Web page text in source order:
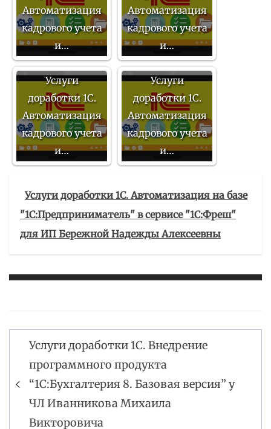
Автоматизация
кадрового учета
и…
Автоматизация
кадрового учета
и…
Услуги
доработки 1С.
Автоматизация
кадрового учета
и…
Услуги
доработки 1С.
Автоматизация
кадрового учета
и…
Услуги доработки 1С. Автоматизация на базе
"1С:Предприниматель" в сервисе "1С:Фреш"
для ИП Бережной Надежды Алексеевны
Навигация
по
записям
Услуги доработки 1С. Внедрение
программного продукта
“1С:Бухгалтерия 8. Базовая версия” у
ЧЛ Иванникова Михаила
Викторовича